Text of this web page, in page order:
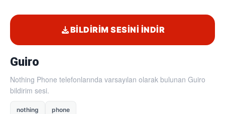
Guiro
Nothing Phone telefonlarında varsayılan olarak bulunan Guiro
bildirim sesi.
nothing phone
BILDIRIM SESINI İNDIR